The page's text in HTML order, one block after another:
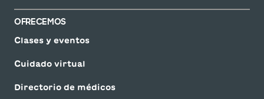
OFRECEMOS
Clases y eventos
Cuidado virtual
Directorio de médicos